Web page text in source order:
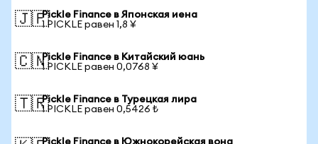
🇯🇵Pickle Finance в Японская иена
1 PICKLE равен 1,8 ¥
🇨🇳Pickle Finance в Китайский юань
1 PICKLE равен 0,0768 ¥
🇹🇷Pickle Finance в Турецкая лира
1 PICKLE равен 0,5426 ₺
Pickle Finance в Южнокорейская вона